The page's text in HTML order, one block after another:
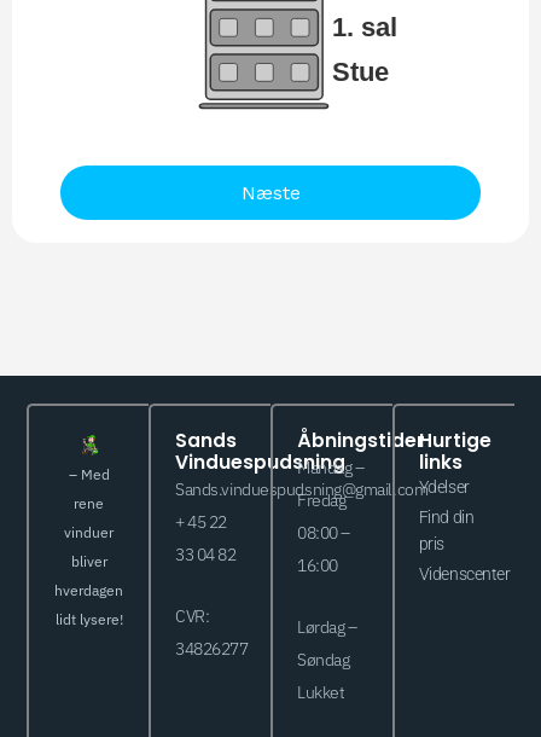
1. sal
Stue
– Med
rene
vinduer
bliver
hverdagen
lidt lysere!
Sands
Vinduespudsning
Sands.vinduespudsning@gmail.com
+ 45 22
33 04 82
CVR:
34826277
Åbningstider
Mandag –
Fredag
08:00 –
16:00
Lørdag –
Søndag
Lukket
Hurtige
links
Ydelser
Find din
pris
Videnscenter